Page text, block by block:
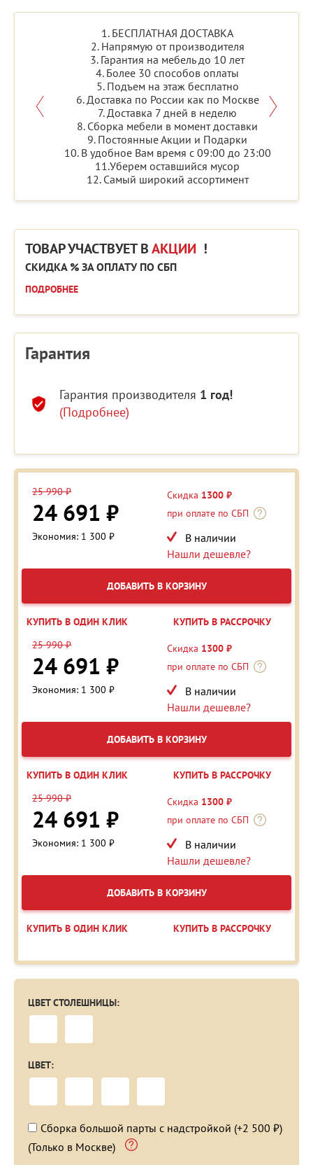
1. БЕСПЛАТНАЯ ДОСТАВКА
2. Напрямую от производителя
3. Гарантия на мебель до 10 лет
4. Более 30 способов оплаты
5. Подъем на этаж бесплатно
6. Доставка по России как по Москве
7. Доставка 7 дней в неделю
8. Сборка мебели в момент доставки
9. Постоянные Акции и Подарки
10. В удобное Вам время с 09:00 до 23:00
11.Уберем оставшийся мусор
12. Самый широкий ассортимент
ТОВАР УЧАСТВУЕТ ВАКЦИИ !
СКИДКА % ЗА ОПЛАТУ ПО СБП
ПОДРОБНЕЕ
Гарантия
Гарантия производителя 1 год!
(Подробнее)
25 990 ₽
24 691 ₽
Экономия: 1 300 ₽
Скидка 1300 ₽
при оплате по СБП
В наличии
Нашли дешевле?
ДОБАВИТЬ В КОРЗИНУ
КУПИТЬ В ОДИН КЛИК
КУПИТЬ В РАССРОЧКУ
25 990 ₽
24 691 ₽
Экономия: 1 300 ₽
Скидка 1300 ₽
при оплате по СБП
В наличии
Нашли дешевле?
ДОБАВИТЬ В КОРЗИНУ
КУПИТЬ В ОДИН КЛИК
КУПИТЬ В РАССРОЧКУ
25 990 ₽
24 691 ₽
Экономия: 1 300 ₽
Скидка 1300 ₽
при оплате по СБП
В наличии
Нашли дешевле?
ДОБАВИТЬ В КОРЗИНУ
КУПИТЬ В ОДИН КЛИК КУПИТЬ В РАССРОЧКУ
ЦВЕТ СТОЛЕШНИЦЫ:
ЦВЕТ:
Сборка большой парты с надстройкой (+2 500 ₽)
(Только в Москве)